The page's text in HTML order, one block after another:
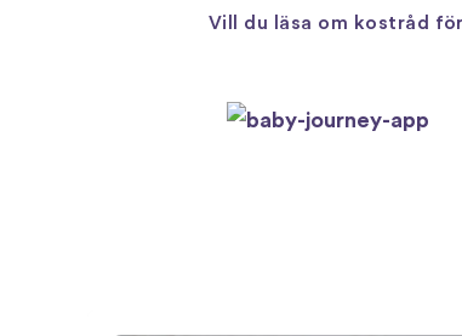
Vill du läsa om kostråd